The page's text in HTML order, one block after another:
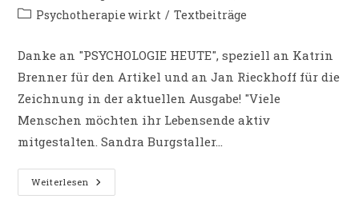
Autor:
veröffentlicht:
Beitrags-
Psychotherapie wirkt / Textbeiträge
Danke an "PSYCHOLOGIE HEUTE", speziell an Katrin
Brenner für den Artikel und an Jan Rieckhoff für die
Zeichnung in der aktuellen Ausgabe! "Viele
Menschen möchten ihr Lebensende aktiv
mitgestalten. Sandra Burgstaller…
Weiterlesen PSYCHOLOGIE
HEUTE